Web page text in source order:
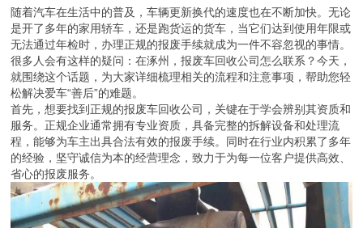
随着汽车在生活中的普及，车辆更新换代的速度也在不断加快。无论
是开了多年的家用轿车，还是跑货运的货车，当它们达到使用年限或
无法通过年检时，办理正规的报废手续就成为一件不容忽视的事情。
很多人会有这样的疑问：在涿州，报废车回收公司怎么联系？今天，
就围绕这个话题，为大家详细梳理相关的流程和注意事项，帮助您轻
松解决爱车“善后”的难题。
首先，想要找到正规的报废车回收公司，关键在于学会辨别其资质和
服务。正规企业通常拥有专业资质，具备完整的拆解设备和处理流
程，能够为车主出具合法有效的报废手续。同时在行业内积累了多年
的经验，坚守诚信为本的经营理念，致力于为每一位客户提供高效、
省心的报废服务。